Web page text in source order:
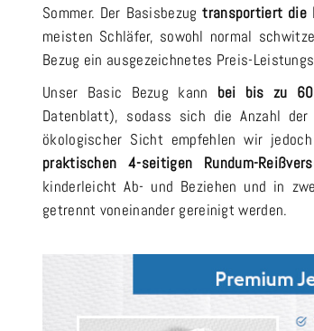
Sommer. Der Basisbezugtransportiert die
meisten Schläfer, sowohl normal
Bezug ein ausgezeichnetes Preis-
Unser Basic Bezug kann bei bis zu 60
Datenblatt), sodass sich die Anzahl
ökologischer Sicht empfehlen wir
praktischen 4-seitigen Rundum-
kinderleicht Ab- und Beziehen und in
getrennt voneinander gereinigt werden.